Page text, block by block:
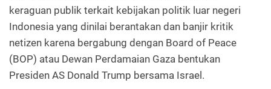
keraguan publik terkait kebijakan politik luar negeri
Indonesia yang dinilai berantakan dan banjir kritik
netizen karena bergabung dengan Board of Peace
(BOP) atau Dewan Perdamaian Gaza bentukan
Presiden AS Donald Trump bersama Israel.